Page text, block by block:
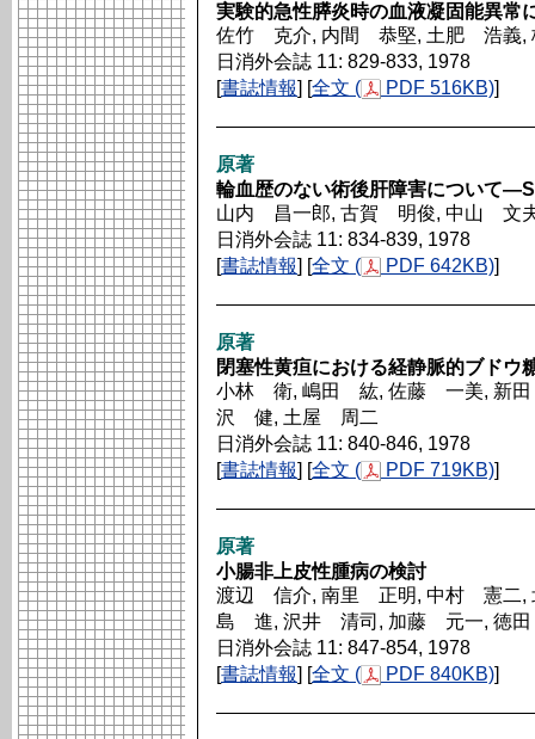
実験的急性膵炎時の血液凝固能異常
佐竹 克介, 内間 恭堅, 土肥 浩義,
日消外会誌 11: 829-833, 1978
[書誌情報] [全文 ( PDF 516KB)]
原著
輪血歴のない術後肝障害について
山内 昌一郎, 古賀 明俊, 中山 文
日消外会誌 11: 834-839, 1978
[書誌情報] [全文 ( PDF 642KB)]
原著
閉塞性黄疸における経静脈的ブドウ
小林 衛, 嶋田 紘, 佐藤 一美, 新
沢 健, 土屋 周二
日消外会誌 11: 840-846, 1978
[書誌情報] [全文 ( PDF 719KB)]
原著
小腸非上皮性腫病の検討
渡辺 信介, 南里 正明, 中村 憲二,
島 進, 沢井 清司, 加藤 元一, 徳
日消外会誌 11: 847-854, 1978
[書誌情報] [全文 ( PDF 840KB)]